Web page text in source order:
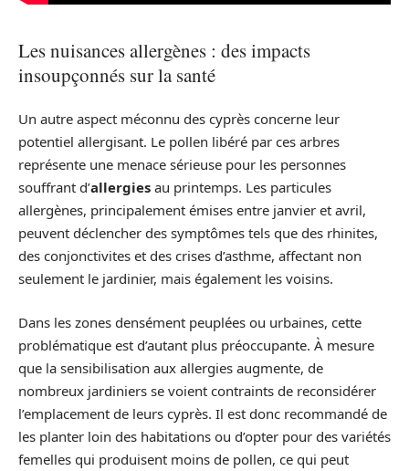
Les nuisances allergènes : des impacts
insoupçonnés sur la santé
Un autre aspect méconnu des cyprès concerne leur
potentiel allergisant. Le pollen libéré par ces arbres
représente une menace sérieuse pour les personnes
souffrant d’allergies au printemps. Les particules
allergènes, principalement émises entre janvier et avril,
peuvent déclencher des symptômes tels que des rhinites,
des conjonctivites et des crises d’asthme, affectant non
seulement le jardinier, mais également les voisins.
Dans les zones densément peuplées ou urbaines, cette
problématique est d’autant plus préoccupante. À mesure
que la sensibilisation aux allergies augmente, de
nombreux jardiniers se voient contraints de reconsidérer
l’emplacement de leurs cyprès. Il est donc recommandé de
les planter loin des habitations ou d’opter pour des variétés
femelles qui produisent moins de pollen, ce qui peut